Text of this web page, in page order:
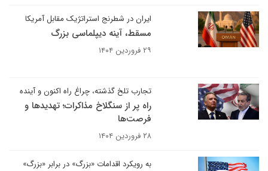
ایران در شطرنج استراتژیک مقابل آمریکا
مسقط، آینه دیپلماسی بزرگ
۲۹ فروردین ۱۴۰۴
تجارب تلخ گذشته، چراغ راه اکنون و آینده
راه پر از سنگلاخ مذاکرات؛ تهدیدها و
فرصت‌ها
۲۸ فروردین ۱۴۰۴
به رویکرد اقدامات «بزرگ» در برابر «بزرگ»